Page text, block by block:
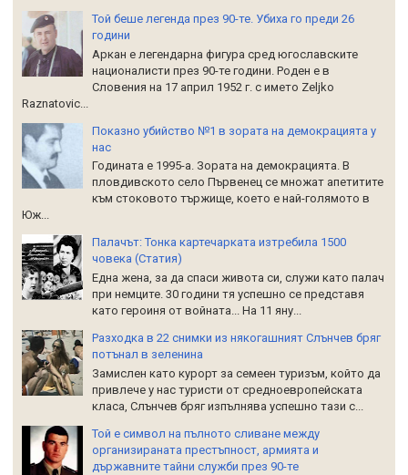
Той беше легенда през 90-те. Убиха го преди 26
години
Аркан е легендарна фигура сред югославските
националисти през 90-те години. Роден е в
Словения на 17 април 1952 г. с името Zeljko
Raznatoviс...
Показно убийство №1 в зората на демокрацията у
нас
Годината е 1995-а. Зората на демокрацията. В
пловдивското село Първенец се множат апетитите
към стоковото тържище, което е най-голямото в
Юж...
Палачът: Тонка картечарката изтребила 1500
човека (Статия)
Една жена, за да спаси живота си, служи като палач
при немците. 30 години тя успешно се представя
като героиня от войната... На 11 яну...
Разходка в 22 снимки из някогашният Слънчев бряг
потънал в зеленина
Замислен като курорт за семеен туризъм, който да
привлече у нас туристи от средноевропейската
класа, Слънчев бряг изпълнява успешно тази с...
Той е символ на пълното сливане между
организираната престъпност, армията и
държавните тайни служби през 90-те